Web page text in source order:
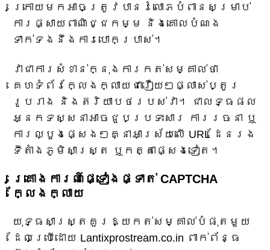
ក្រោយមកអាចត្រូវបានរំលោភបំពានសម្រាប់
ការផ្សាយពាណិជ្ជកម្ម និងគោលបំណង
ទាក់ទងនឹងការបោកប្រាស់។
វាជាការសំខាន់ក្នុងការកត់សម្គាល់ថា
គេហទំព័រក្លែងក្លាយជារឿយៗផ្លាស់ប្តូរ
រូបរាង និងឥរិយាបថរបស់វា។ ជាលទ្ធផល
អ្នកទស្សនាអាចជួបប្រទះសារ ការរចនា ឬ
ការល្បួងផ្សេងៗគ្នាអាស្រ័យលើ URL ដែនរង
ទីតាំងភូមិសាស្ត្រ ឬកត្តាផ្សេងទៀត។
គ្រោងការណ៍ផ្ទៀងផ្ទាត់ CAPTCHA
ក្លែងក្លាយ
យុទ្ធសាស្ត្រគួរឱ្យកត់សម្គាល់បំផុតមួយ
ដែលប្រើដោយ Lantixprostream.co.in ពាក់ព័ន្ធ